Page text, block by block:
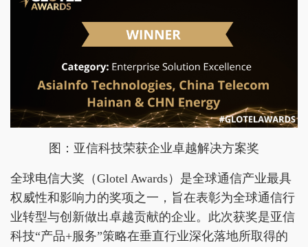
图：亚信科技荣获企业卓越解决方案奖
全球电信大奖（Glotel Awards）是全球通信产业最具
权威性和影响力的奖项之一，旨在表彰为全球通信行
业转型与创新做出卓越贡献的企业。此次获奖是亚信
科技“产品+服务”策略在垂直行业深化落地所取得的